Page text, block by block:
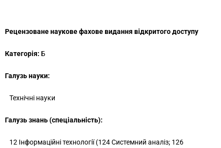
Рецензоване наукове фахове видання відкритого доступу
Категорія: Б
Галузь науки:
Технічні науки
Галузь знань(спеціальність):
12 Інформаційні технології (124 Системний аналіз; 126